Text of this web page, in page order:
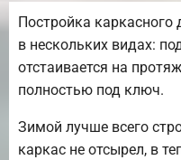
Постройка
в нескольких видах:
отстаивается на
полностью под ключ.
Зимой лучше всего
каркас не отсырел, в